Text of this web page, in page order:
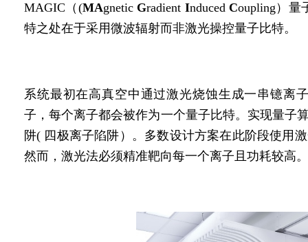
MAGIC（(MAgnetic Gradient Induced Coupling）量
特之处在于采用微波辐射而非激光操控量子比特。
系统最初在高真空中通过激光烧蚀生成一串镱离
子，每个离子都会被作为一个量子比特。实现量子
阱( 四极离子陷阱）。多数设计方案在此阶段使用
然而，激光法必须精准靶向每一个离子且功耗较高。